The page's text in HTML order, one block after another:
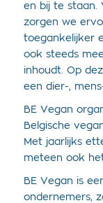
en bij te staan.
zorgen we
toegankelijker
ook steeds
inhoudt. Op
een dier-,
BE Vegan
Belgische
Met jaarlijks
meteen ook
BE Vegan is
ondernemers,